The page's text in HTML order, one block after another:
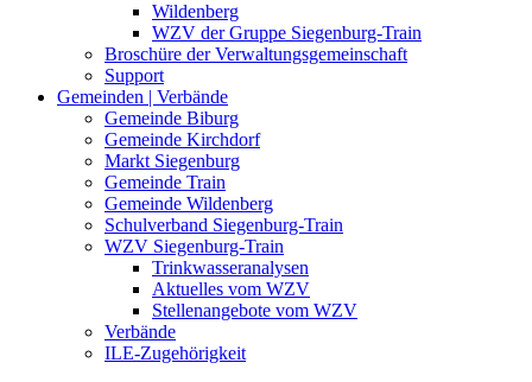
Wildenberg
WZV der Gruppe Siegenburg-Train
Broschüre der Verwaltungsgemeinschaft
Support
Gemeinden | Verbände
Gemeinde Biburg
Gemeinde Kirchdorf
Markt Siegenburg
Gemeinde Train
Gemeinde Wildenberg
Schulverband Siegenburg-Train
WZV Siegenburg-Train
Trinkwasseranalysen
Aktuelles vom WZV
Stellenangebote vom WZV
Verbände
ILE-Zugehörigkeit